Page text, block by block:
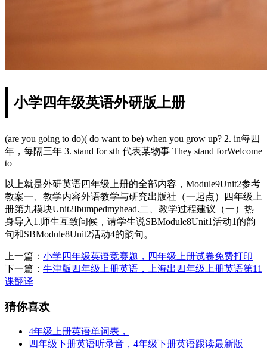
小学四年级英语外研版上册
(are you going to do)( do want to be) when you grow up? 2. in每四
年，每隔三年 3. stand for sth 代表某物事 They stand forWelcome
to
以上就是外研英语四年级上册的全部内容，Module9Unit2参考
教案一、教学内容外语教学与研究出版社（一起点）四年级上
册第九模块Unit2Ibumpedmyhead.二、教学过程建议（一）热
身导入1.师生互致问候，请学生说SBModule8Unit1活动1的韵
句和SBModule8Unit2活动4的韵句。
上一篇： 小学四年级英语竞赛题，四年级上册试卷免费打印
下一篇： 牛津版四年级上册英语，上海出四年级上册英语第11
课翻译
猜你喜欢
4年级上册英语单词表，
四年级下册英语听录音，4年级下册英语跟读最新版